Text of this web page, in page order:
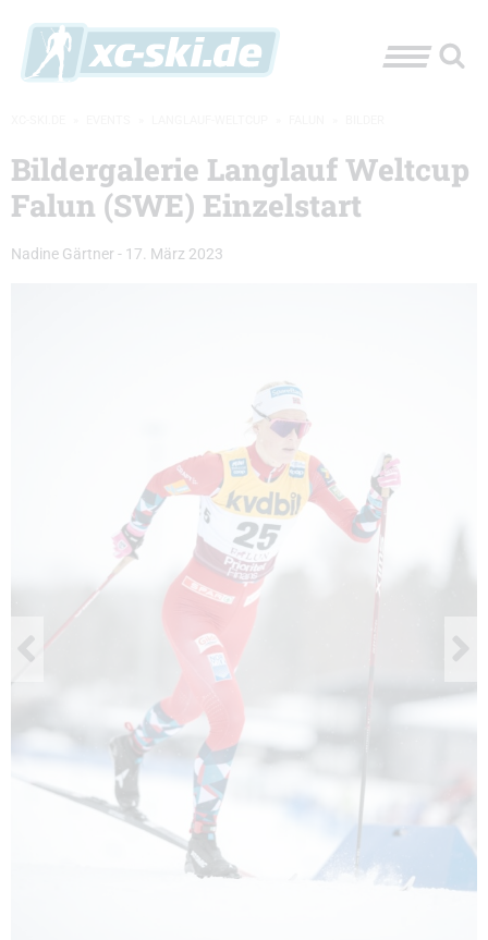
Bildergalerie Langlauf Weltcup
Falun (SWE) Einzelstart
Nadine Gärtner - 17. März 2023